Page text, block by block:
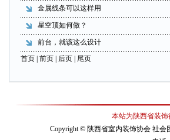
金属线条可以这样用
星空顶如何做？
前台，就该这么设计
首页| 前页 | 后页| 尾页